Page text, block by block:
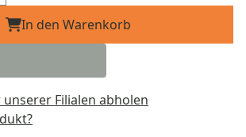
In den Warenkorb
Filialen abholen